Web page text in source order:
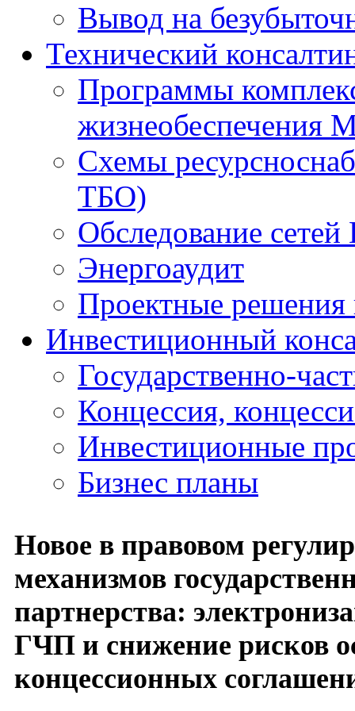
Вывод на
Технический
Программы
жизнеобеспечения
Схемы
ТБО)
Обследование
Энергоаудит
Проектные решения
Инвестиционный
Государственно-
Концессия,
Инвестиционные
Бизнес планы
Новое в правовом
механизмов
партнерства:
ГЧП и снижение рисков
концессионных